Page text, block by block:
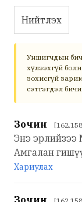
Нийтлэх
Уншигчдын
хүлээхгүй
зохисгүй
сэтгэгдэл
Зочин
Энэ эрлийзээ
Амгалан
Хариулах